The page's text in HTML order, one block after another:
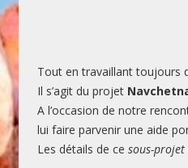
Tout en travaillant toujours
Il s’agit du projet
A l’occasion de notre
lui faire parvenir une aide
Les détails de ce sous-projet